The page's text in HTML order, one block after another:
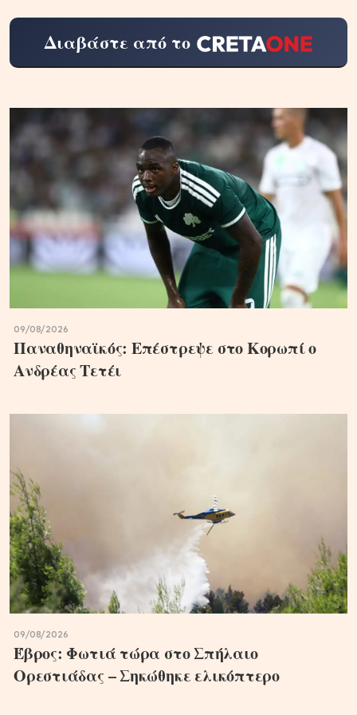
Διαβάστε από το
09/08/2026
Παναθηναϊκός: Επέστρεψε στο Κορωπί ο
Ανδρέας Τετέι
09/08/2026
Έβρος: Φωτιά τώρα στο Σπήλαιο
Ορεστιάδας – Σηκώθηκε ελικόπτερο